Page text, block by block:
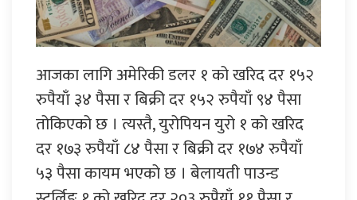
आजका लागि अमेरिकी डलर १ को खरिद दर १५२
रुपैयाँ ३४ पैसा र बिक्री दर १५२ रुपैयाँ ९४ पैसा
तोकिएको छ । त्यस्तै, युरोपियन युरो १ को खरिद
दर १७३ रुपैयाँ ८४ पैसा र बिक्री दर १७४ रुपैयाँ
५३ पैसा कायम भएको छ । बेलायती पाउन्ड